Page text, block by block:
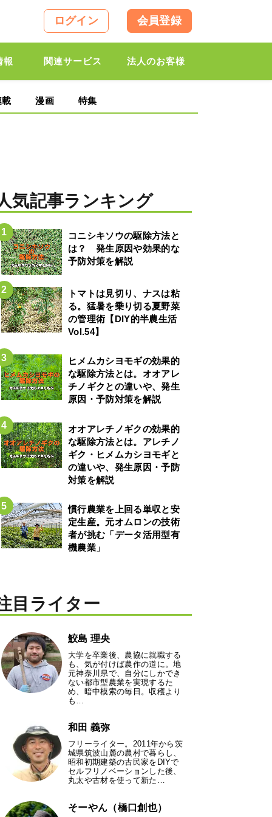
ログイン 会員登録
報 関連サービス 法人のお客様
載 漫画 特集
気記事ランキング
コニシキソウの駆除方法と
は？ 発生原因や効果的な
予防対策を解説
トマトは見切り、ナスは粘
る。猛暑を乗り切る夏野菜
の管理術【DIY的半農生活
Vol.54】
ヒメムカシヨモギの効果的
な駆除方法とは。オオアレ
チノギクとの違いや、発生
原因・予防対策を解説
オオアレチノギクの効果的
な駆除方法とは。アレチノ
ギク・ヒメムカシヨモギと
の違いや、発生原因・予防
対策を解説
慣行農業を上回る単収と安
定生産。元オムロンの技術
者が挑む「データ活用型有
機農業」
目ライター
鮫島 理央
大学を卒業後、農協に就職する
も、気が付けば農作の道に。地
元神奈川県で、自分にしかでき
ない都市型農業を実現するた
め、暗中模索の毎日。収穫より
も…
和田 義弥
フリーライター。2011年から茨
城県筑波山麓の農村で暮らし、
昭和初期建築の古民家をDIYで
セルフリノベーションした後、
丸太や古材を使って新た…
そーやん（橋口創也）